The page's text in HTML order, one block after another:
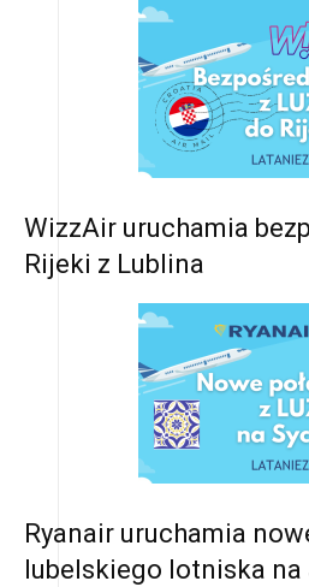
WizzAir uruchamia
Rijeki z Lublina
Ryanair uruchamia
lubelskiego lotniska na